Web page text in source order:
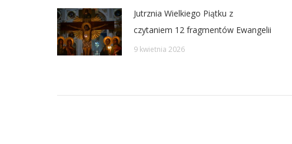
Jutrznia Wielkiego Piątku z
czytaniem 12 fragmentów Ewangelii
9 kwietnia 2026